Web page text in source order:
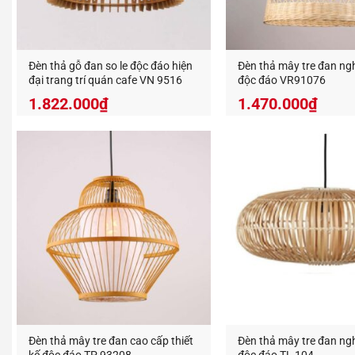
Xem
Việc
Sử
Để
Tư
Đèn thả gỗ đan so le độc đáo hiện
đại trang trí quán cafe VN 9516
1.822.000₫
Đèn thả mây tre đan
độc đáo VR91076
1.470.000₫
Đèn thả mây tre đan cao cấp thiết
Đèn thả mây tre đan